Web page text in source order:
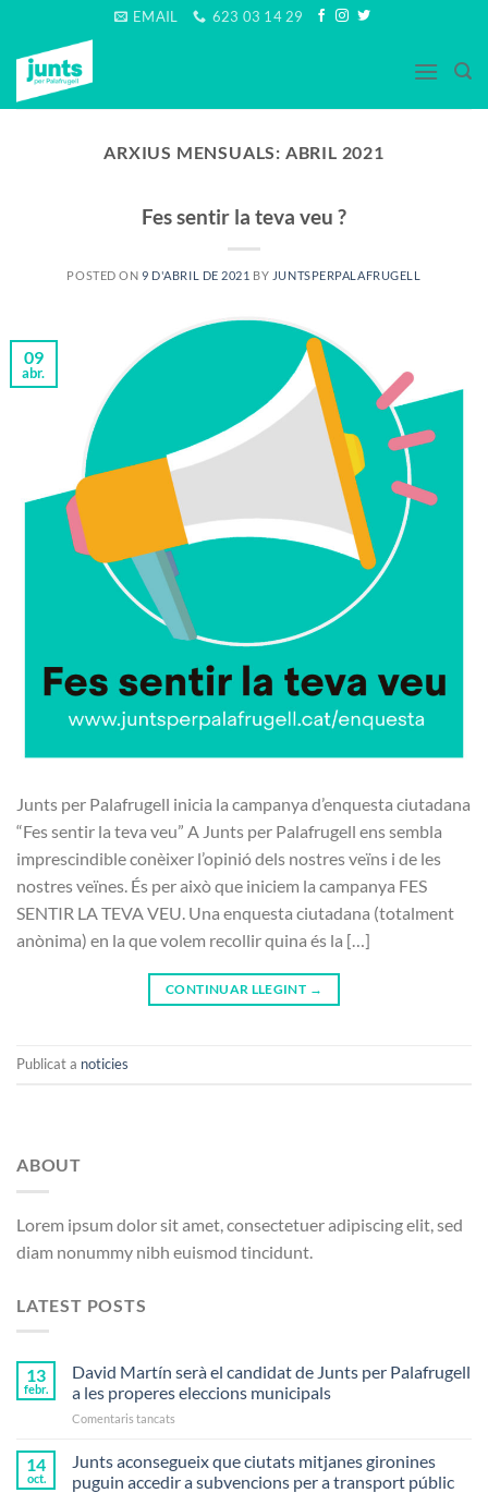
content
EMAIL 623 03 14 29
ARXIUS MENSUALS: ABRIL 2021
Fes sentir la teva veu ?
POSTED ON9 D'ABRIL DE 2021 BY JUNTSPERPALAFRUGELL
09
abr.
Junts per Palafrugell inicia la campanya d’enquesta ciutadana
“Fes sentir la teva veu” A Junts per Palafrugell ens sembla
imprescindible conèixer l’opinió dels nostres veïns i de les
nostres veïnes. És per això que iniciem la campanya FES
SENTIR LA TEVA VEU. Una enquesta ciutadana (totalment
anònima) en la que volem recollir quina és la […]
CONTINUAR LLEGINT →
Publicat a noticies
ABOUT
Lorem ipsum dolor sit amet, consectetuer adipiscing elit, sed
diam nonummy nibh euismod tincidunt.
LATEST POSTS
13
febr.
David Martín serà el candidat de Junts per Palafrugell
a les properes eleccions municipals
Comentaris tancats
Martín
serà
14
oct.
Junts aconsegueix que ciutats mitjanes gironines
puguin accedir a subvencions per a transport públic